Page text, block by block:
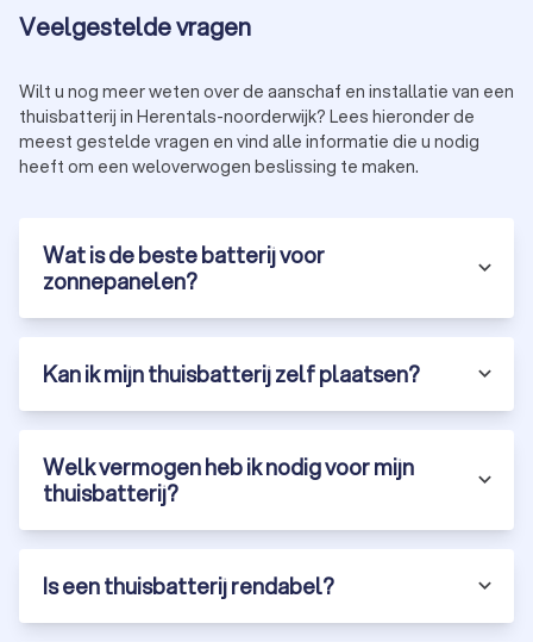
kortsluiting of overbelasting.
Bedrading aanleggen:Vaak is het nodig om nieuwe
thuisbatterij. Dit mag alleen gebeuren door een
gecertificeerde installateur ofelektricien.
Optimale prestaties:Een expert stemt de capaciteit van
uw batterij perfect af op uw energieverbruik en
Door een gecertificeerde installateur in te schakelen, bent u
zeker van een betrouwbare en duurzame installatie. Op
Trustlocal vindt u een overzicht van de beste thuisbatterij-
Wat kost een thuisbatterij inclusief installatie
in Herentals Noorderwijk?
De prijs van een thuisbatterij hangt af van de capaciteit, het
type batterij en de installatiekosten. Gemiddeld ligt de prijs
tussen de € 3.500,- en € 10.000,-voor een particuliere
Veelgestelde vragen
Wilt u nog meer weten over de aanschaf en installatie van een
thuisbatterij in Herentals-noorderwijk? Lees hieronder de
meest gestelde vragen en vind alle informatie die u nodig
heeft om een weloverwogen beslissing te maken.
Wat is de beste batterij voor
zonnepanelen?
Kan ik mijn thuisbatterij zelf plaatsen?
Welk vermogen heb ik nodig voor mijn
thuisbatterij?
Is een thuisbatterij rendabel?